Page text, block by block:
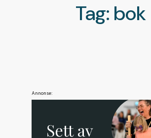
Tag: bok
Annonse: